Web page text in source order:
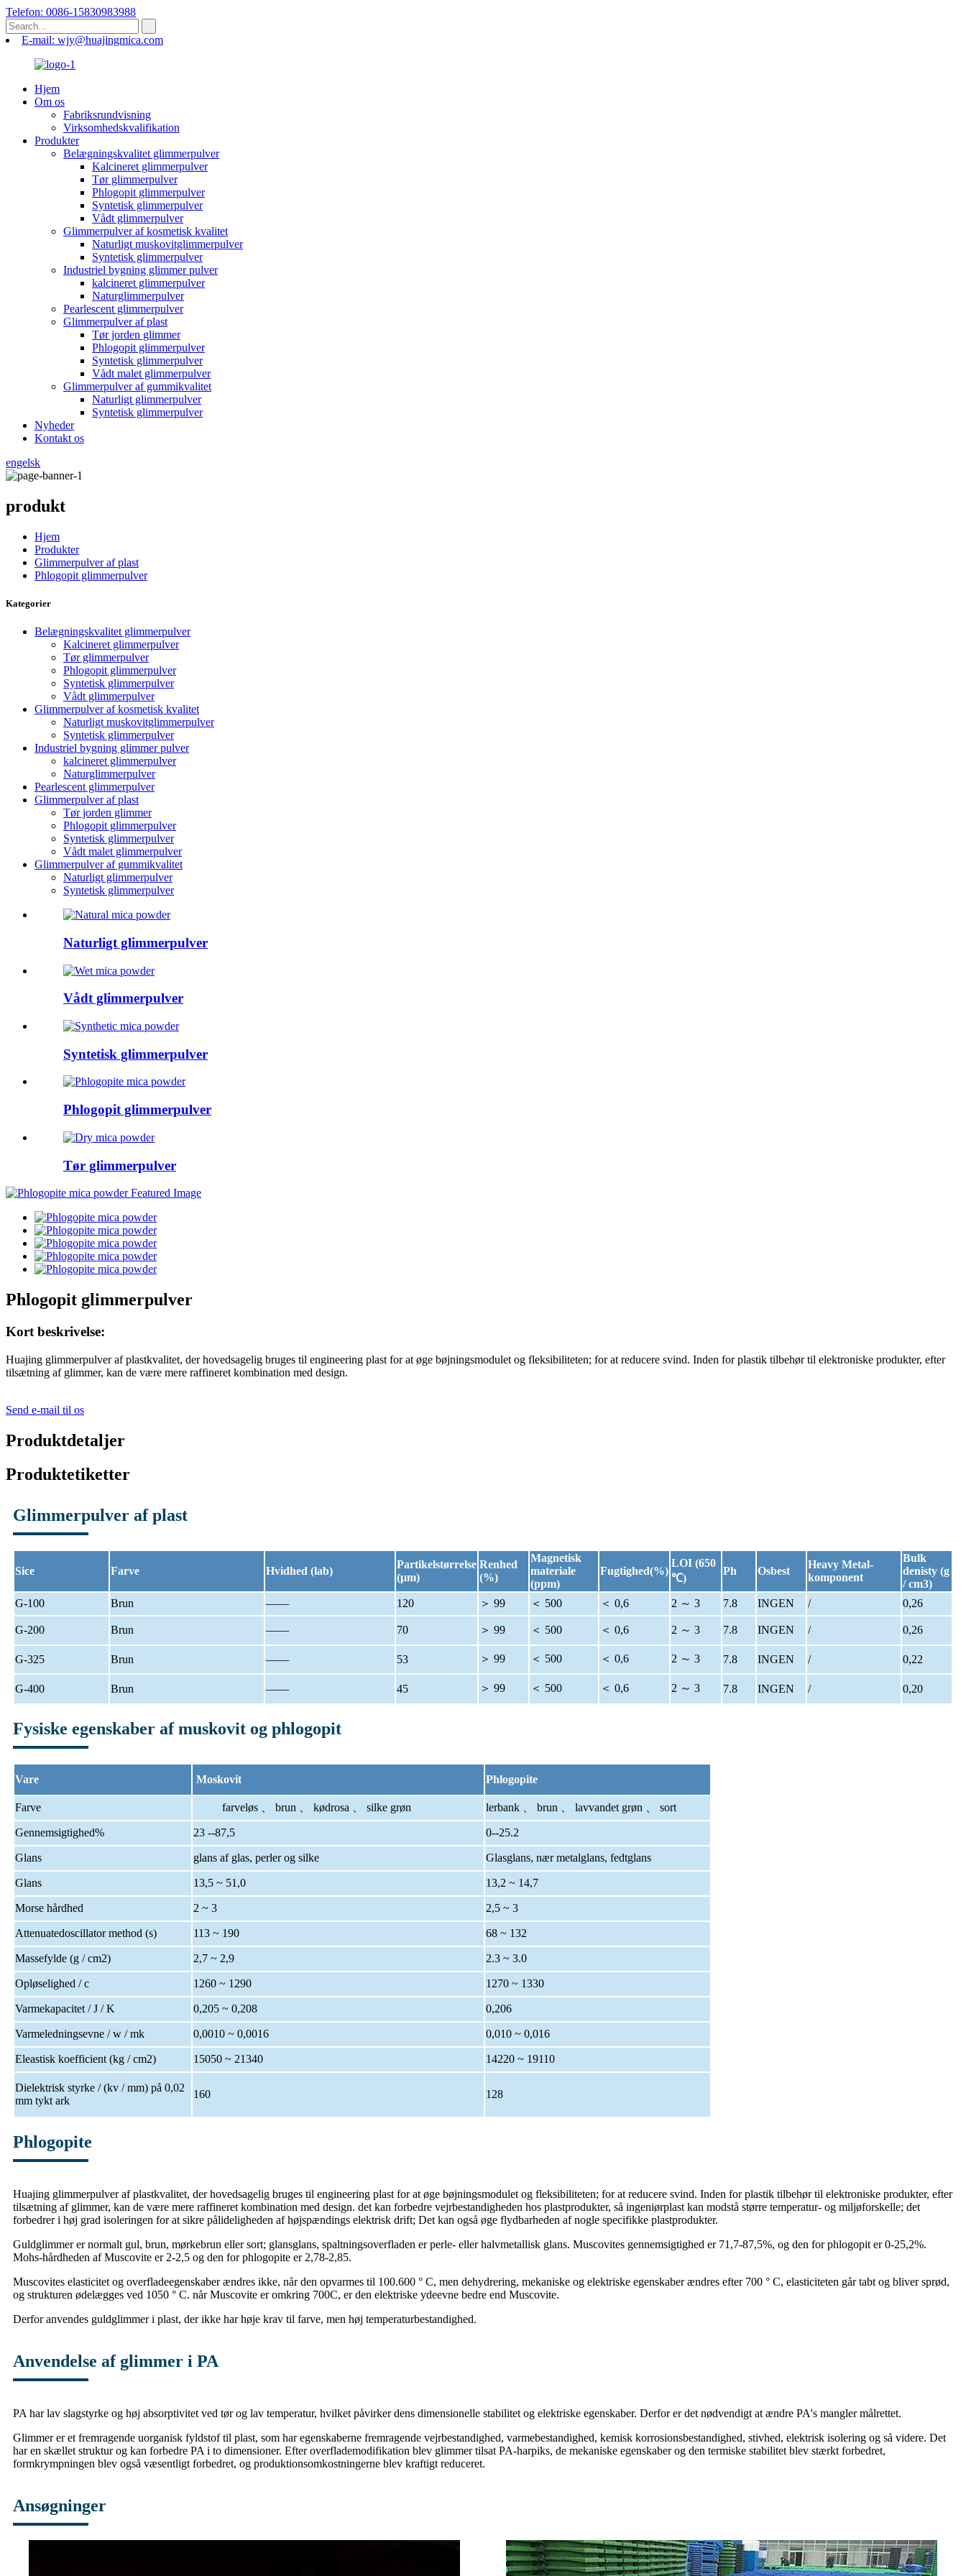
Telefon: 0086-15830983988
E-mail: wjy@huajingmica.com
Hjem
Om os
Fabriksrundvisning
Virksomhedskvalifikation
Produkter
Belægningskvalitet glimmerpulver
Kalcineret glimmerpulver
Tør glimmerpulver
Phlogopit glimmerpulver
Syntetisk glimmerpulver
Vådt glimmerpulver
Glimmerpulver af kosmetisk kvalitet
Naturligt muskovitglimmerpulver
Syntetisk glimmerpulver
Industriel bygning glimmer pulver
kalcineret glimmerpulver
Naturglimmerpulver
Pearlescent glimmerpulver
Glimmerpulver af plast
Tør jorden glimmer
Phlogopit glimmerpulver
Syntetisk glimmerpulver
Vådt malet glimmerpulver
Glimmerpulver af gummikvalitet
Naturligt glimmerpulver
Syntetisk glimmerpulver
Nyheder
Kontakt os
engelsk
produkt
Hjem
Produkter
Glimmerpulver af plast
Phlogopit glimmerpulver
Kategorier
Belægningskvalitet glimmerpulver
Kalcineret glimmerpulver
Tør glimmerpulver
Phlogopit glimmerpulver
Syntetisk glimmerpulver
Vådt glimmerpulver
Glimmerpulver af kosmetisk kvalitet
Naturligt muskovitglimmerpulver
Syntetisk glimmerpulver
Industriel bygning glimmer pulver
kalcineret glimmerpulver
Naturglimmerpulver
Pearlescent glimmerpulver
Glimmerpulver af plast
Tør jorden glimmer
Phlogopit glimmerpulver
Syntetisk glimmerpulver
Vådt malet glimmerpulver
Glimmerpulver af gummikvalitet
Naturligt glimmerpulver
Syntetisk glimmerpulver
Naturligt glimmerpulver
Vådt glimmerpulver
Syntetisk glimmerpulver
Phlogopit glimmerpulver
Tør glimmerpulver
Phlogopit glimmerpulver
Kort beskrivelse:
Huajing glimmerpulver af plastkvalitet, der hovedsagelig bruges til engineering plast for at øge bøjningsmodulet og fleksibiliteten; for at reducere svind. Inden for plastik tilbehør til elektroniske produkter, efter
tilsætning af glimmer, kan de være mere raffineret kombination med design.
Send e-mail til os
Produktdetaljer
Produktetiketter
Glimmerpulver af plast
Sice Farve Hvidhed (lab)
Partikelstørrelse
(μm)
Renhed
(%)
Magnetisk
materiale
(ppm)
Fugtighed(%)
LOI (650
℃)
Ph Osbest
Heavy Metal-
komponent
Bulk
denisty (g
/ cm3)
G-100
Brun —— 120 ＞ 99 ＜ 500 ＜ 0,6 2 ～ 3 7.8 INGEN / 0,26
G-200 Brun —— 70 ＞ 99 ＜ 500 ＜ 0,6 2 ～ 3 7.8 INGEN / 0,26
G-325 Brun —— 53 ＞ 99 ＜ 500 ＜ 0,6 2 ～ 3 7.8 INGEN / 0,22
G-400 Brun —— 45 ＞ 99 ＜ 500 ＜ 0,6 2 ～ 3 7.8 INGEN / 0,20
Fysiske egenskaber af muskovit og phlogopit
Vare Moskovit Phlogopite
Farve farveløs 、 brun 、 kødrosa 、 silke grøn lerbank 、 brun 、 lavvandet grøn 、 sort
Gennemsigtighed% 23 --87,5 0--25.2
Glans glans af glas, perler og silke Glasglans, nær metalglans, fedtglans
Glans 13,5 ~ 51,0 13,2 ~ 14,7
Morse hårdhed 2 ~ 3 2,5 ~ 3
Attenuatedoscillator method (s) 113 ~ 190 68 ~ 132
Massefylde (g / cm2) 2,7 ~ 2,9 2.3 ~ 3.0
Opløselighed / c 1260 ~ 1290 1270 ~ 1330
Varmekapacitet / J / K 0,205 ~ 0,208 0,206
Varmeledningsevne / w / mk 0,0010 ~ 0,0016 0,010 ~ 0,016
Eleastisk koefficient (kg / cm2) 15050 ~ 21340 14220 ~ 19110
Dielektrisk styrke / (kv / mm) på 0,02
mm tykt ark
160 128
Phlogopite
Huajing glimmerpulver af plastkvalitet, der hovedsagelig bruges til engineering plast for at øge bøjningsmodulet og fleksibiliteten; for at reducere svind. Inden for plastik tilbehør til elektroniske produkter, efter
tilsætning af glimmer, kan de være mere raffineret kombination med design. det kan forbedre vejrbestandigheden hos plastprodukter, så ingeniørplast kan modstå større temperatur- og miljøforskelle; det
forbedrer i høj grad isoleringen for at sikre pålideligheden af ​​højspændings elektrisk drift; Det kan også øge flydbarheden af ​​nogle specifikke plastprodukter.
Guldglimmer er normalt gul, brun, mørkebrun eller sort; glansglans, spaltningsoverfladen er perle- eller halvmetallisk glans. Muscovites gennemsigtighed er 71,7-87,5%, og den for phlogopit er 0-25,2%.
Mohs-hårdheden af ​​Muscovite er 2-2,5 og den for phlogopite er 2,78-2,85.
Muscovites elasticitet og overfladeegenskaber ændres ikke, når den opvarmes til 100.600 ° C, men dehydrering, mekaniske og elektriske egenskaber ændres efter 700 ° C, elasticiteten går tabt og bliver sprød,
og strukturen ødelægges ved 1050 ° C. når Muscovite er omkring 700C, er den elektriske ydeevne bedre end Muscovite.
Derfor anvendes guldglimmer i plast, der ikke har høje krav til farve, men høj temperaturbestandighed.
Anvendelse af glimmer i PA
PA har lav slagstyrke og høj absorptivitet ved tør og lav temperatur, hvilket påvirker dens dimensionelle stabilitet og elektriske egenskaber. Derfor er det nødvendigt at ændre PA's mangler målrettet.
Glimmer er et fremragende uorganisk fyldstof til plast, som har egenskaberne fremragende vejrbestandighed, varmebestandighed, kemisk korrosionsbestandighed, stivhed, elektrisk isolering og så videre. Det
har en skællet struktur og kan forbedre PA i to dimensioner. Efter overflademodifikation blev glimmer tilsat PA-harpiks, de mekaniske egenskaber og den termiske stabilitet blev stærkt forbedret,
formkrympningen blev også væsentligt forbedret, og produktionsomkostningerne blev kraftigt reduceret.
Ansøgninger